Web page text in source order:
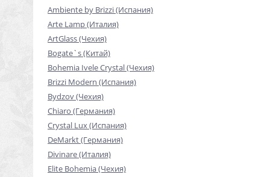
Ambiente by Brizzi (Испания)
Arte Lamp (Италия)
ArtGlass (Чехия)
Bogate`s (Китай)
Bohemia Ivele Crystal (Чехия)
Brizzi Modern (Испания)
Bydzov (Чехия)
Chiaro (Германия)
Crystal Lux (Испания)
DeMarkt (Германия)
Divinare (Италия)
Elite Bohemia (Чехия)